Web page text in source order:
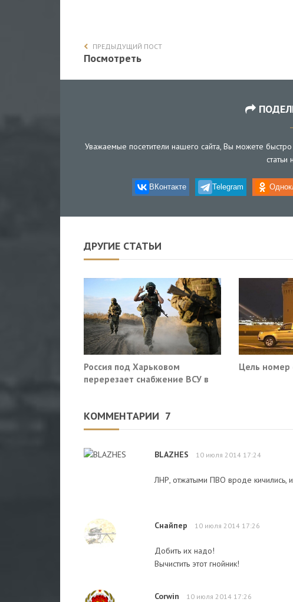
ПРЕДЫДУЩИЙ ПОСТ
Посмотреть
Уважаемые посетители нашего сайта, Вы можете
ВКонтакте Telegram
ДРУГИЕ СТАТЬИ
Россия под Харьковом
перерезает снабжение ВСУ в
Цель номер
КОММЕНТАРИИ 7
BLAZHES 10 июля 2014 17:24
ЛНР, отжатыми ПВО вроде кичились,
Снайпер 10 июля 2014 17:26
Добить их надо!
Вычистить этот гнойник!
Corwin 10 июля 2014 17:26